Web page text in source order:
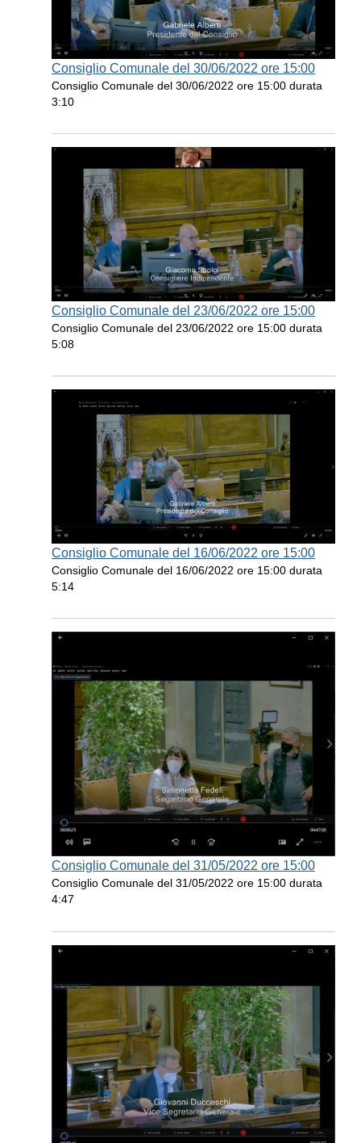
Consiglio Comunale del 30/06/2022 ore 15:00
Consiglio Comunale del 30/06/2022 ore 15:00 durata
3:10
Consiglio Comunale del 23/06/2022 ore 15:00
Consiglio Comunale del 23/06/2022 ore 15:00 durata
5:08
Consiglio Comunale del 16/06/2022 ore 15:00
Consiglio Comunale del 16/06/2022 ore 15:00 durata
5:14
Consiglio Comunale del 31/05/2022 ore 15:00
Consiglio Comunale del 31/05/2022 ore 15:00 durata
4:47